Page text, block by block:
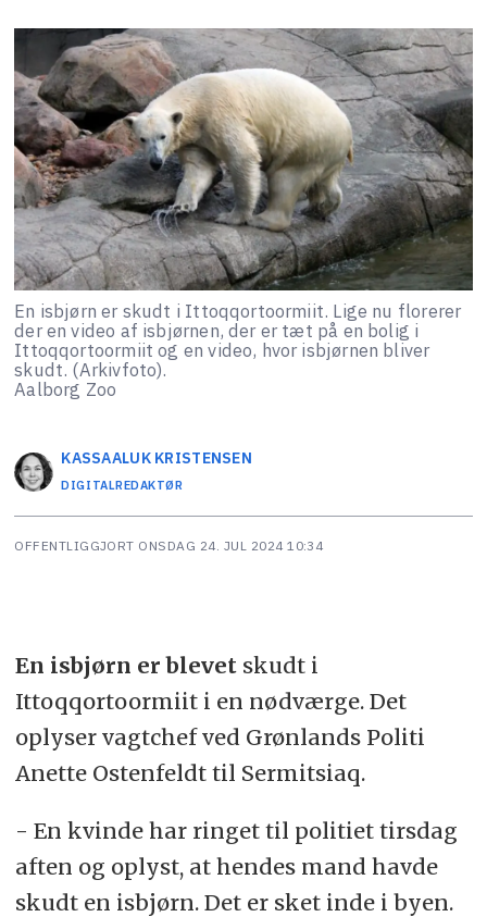
En isbjørn er skudt i Ittoqqortoormiit. Lige nu florerer
der en video af isbjørnen, der er tæt på en bolig i
Ittoqqortoormiit og en video, hvor isbjørnen bliver
skudt. (Arkivfoto).
Aalborg Zoo
KASSAALUK KRISTENSEN
DIGITALREDAKTØR
OFFENTLIGGJORT ONSDAG 24. JUL 2024 10:34
En isbjørn er blevetskudt i
Ittoqqortoormiit i en nødværge. Det
oplyser vagtchef ved Grønlands Politi
Anette Ostenfeldt til Sermitsiaq.
- En kvinde har ringet til politiet tirsdag
aften og oplyst, at hendes mand havde
skudt en isbjørn. Det er sket inde i byen.